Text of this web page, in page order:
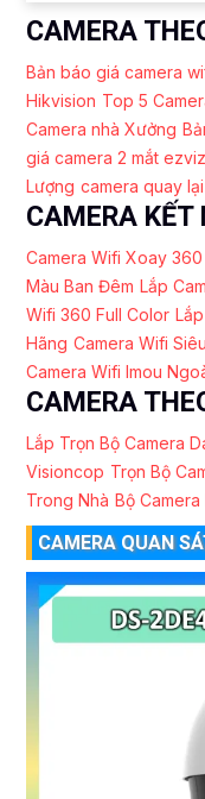
CAMERA
Bản báo giá camera
Hikvision Top 5
Camera nhà Xưởng
giá camera 2 mắt ezviz
Lượng camera quay
CAMERA KẾT
Camera Wifi Xoay
Màu Ban Đêm Lắp
Wifi 360 Full Color
Hãng Camera Wifi
Camera Wifi Imou
CAMERA
Lắp Trọn Bộ Camera
Visioncop Trọn Bộ
Trong Nhà Bộ
CAMERA QUAN